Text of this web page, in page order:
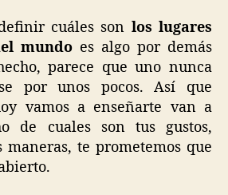
cuáles son los lugares
mundo es algo por demás
parece que uno nunca
por unos pocos. Así que
vamos a enseñarte van a
de cuales son tus gustos,
maneras, te prometemos que